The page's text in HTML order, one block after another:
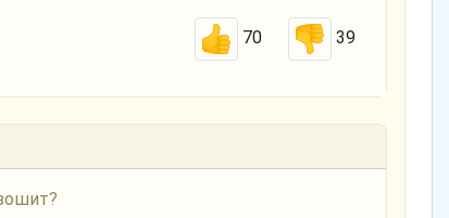
70 39